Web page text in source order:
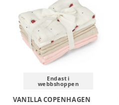
Endast i
webbshoppen
VANILLA COPENHAGEN